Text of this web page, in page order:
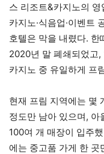
스 리조트&카지노의
카지노·식음업·이벤트
호텔은 막을 내렸다. 한
2020년 말 폐쇄되었고
카지노 중 유일하게 프
현재 프림 지역에는 몇
정도만 남아 있으며, 아
100여 개 매장이 입주
에는 중고품 가게 한 곳